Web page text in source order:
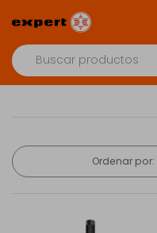
Ordenar por: